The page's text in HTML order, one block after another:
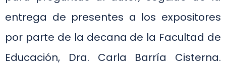
entrega de presentes a los expositores
por parte de la decana de la Facultad de
Educación, Dra. Carla Barría Cisterna.